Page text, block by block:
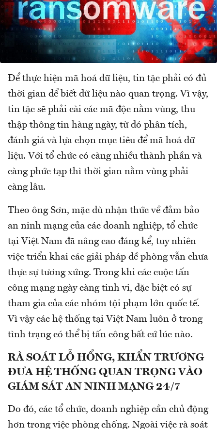
Để thực hiện mã hoá dữ liệu, tin tặc phải có đủ
thời gian để biết dữ liệu nào quan trọng. Vì vậy,
tin tặc sẽ phải cài các mã độc nằm vùng, thu
thập thông tin hàng ngày, từ đó phân tích,
đánh giá và lựa chọn mục tiêu để mã hoá dữ
liệu. Với tổ chức có càng nhiều thành phần và
càng phức tạp thì thời gian nằm vùng phải
càng lâu.
Theo ông Sơn, mặc dù nhận thức về đảm bảo
an ninh mạng của các doanh nghiệp, tổ chức
tại Việt Nam đã nâng cao đáng kể, tuy nhiên
việc triển khai các giải pháp đề phòng vẫn chưa
thực sự tương xứng. Trong khi các cuộc tấn
công mạng ngày càng tinh vi, đặc biệt có sự
tham gia của các nhóm tội phạm lớn quốc tế.
Vì vậy các hệ thống tại Việt Nam luôn ở trong
tình trạng có thể bị tấn công bất cứ lúc nào.
RÀ SOÁT LỖ HỔNG, KHẨN TRƯƠNG
ĐƯA HỆ THỐNG QUAN TRỌNG VÀO
GIÁM SÁT AN NINH MẠNG 24/7
Do đó, các tổ chức, doanh nghiệp cần chủ động
hơn trong việc phòng chống. Ngoài việc rà soát